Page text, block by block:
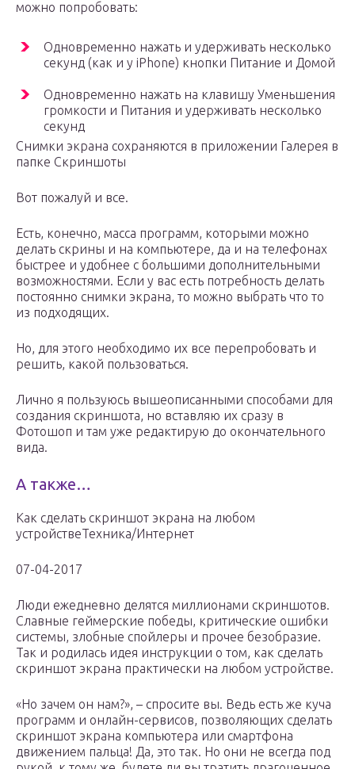
можно попробовать:
Одновременно нажать и удерживать несколько
секунд (как и у iPhone) кнопки Питание и Домой
Одновременно нажать на клавишу Уменьшения
громкости и Питания и удерживать несколько
секунд
Снимки экрана сохраняются в приложении Галерея в
папке Скриншоты
Вот пожалуй и все.
Есть, конечно, масса программ, которыми можно
делать скрины и на компьютере, да и на телефонах
быстрее и удобнее с большими дополнительными
возможностями. Если у вас есть потребность делать
постоянно снимки экрана, то можно выбрать что то
из подходящих.
Но, для этого необходимо их все перепробовать и
решить, какой пользоваться.
Лично я пользуюсь вышеописанными способами для
создания скриншота, но вставляю их сразу в
Фотошоп и там уже редактирую до окончательного
вида.
А также…
Как сделать скриншот экрана на любом
устройствеТехника/Интернет
07-04-2017
Люди ежедневно делятся миллионами скриншотов.
Славные геймерские победы, критические ошибки
системы, злобные спойлеры и прочее безобразие.
Так и родилась идея инструкции о том, как сделать
скриншот экрана практически на любом устройстве.
«Но зачем он нам?», – спросите вы. Ведь есть же куча
программ и онлайн-сервисов, позволяющих сделать
скриншот экрана компьютера или смартфона
движением пальца! Да, это так. Но они не всегда под